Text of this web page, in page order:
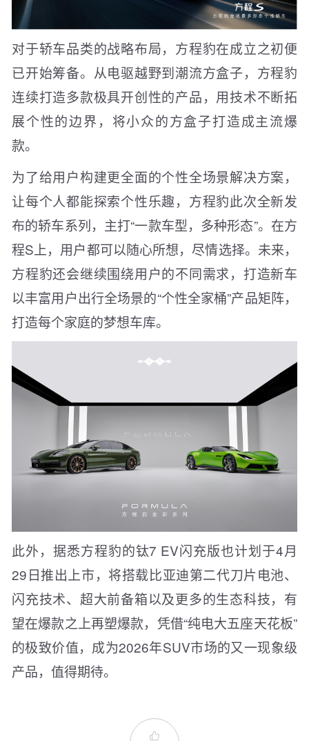
对于轿车品类的战略布局，方程豹在成立之初便
已开始筹备。从电驱越野到潮流方盒子，方程豹
连续打造多款极具开创性的产品，用技术不断拓
展个性的边界，将小众的方盒子打造成主流爆
款。
为了给用户构建更全面的个性全场景解决方案，
让每个人都能探索个性乐趣，方程豹此次全新发
布的轿车系列，主打“一款车型，多种形态”。在方
程S上，用户都可以随心所想，尽情选择。未来，
方程豹还会继续围绕用户的不同需求，打造新车
以丰富用户出行全场景的“个性全家桶”产品矩阵，
打造每个家庭的梦想车库。
此外，据悉方程豹的钛7 EV闪充版也计划于4月
29日推出上市，将搭载比亚迪第二代刀片电池、
闪充技术、超大前备箱以及更多的生态科技，有
望在爆款之上再塑爆款，凭借“纯电大五座天花板”
的极致价值，成为2026年SUV市场的又一现象级
产品，值得期待。
